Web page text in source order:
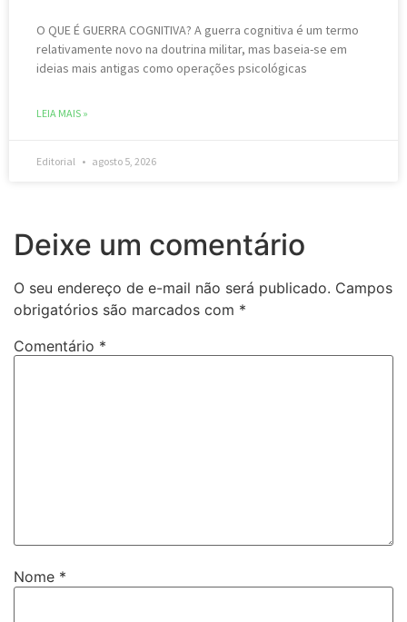
O QUE É GUERRA COGNITIVA? A guerra cognitiva é um termo
relativamente novo na doutrina militar, mas baseia-se em
ideias mais antigas como operações psicológicas
LEIA MAIS »
Editorial agosto 5, 2026
Deixe um comentário
O seu endereço de e-mail não será publicado. Campos
obrigatórios são marcados com *
Comentário *
Nome *